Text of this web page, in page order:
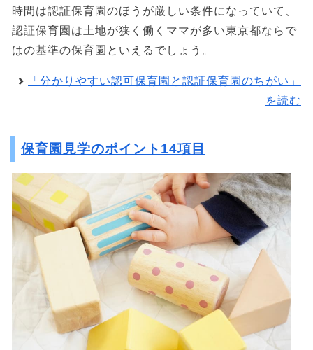
時間は認証保育園のほうが厳しい条件になっていて、
認証保育園は土地が狭く働くママが多い東京都ならで
はの基準の保育園といえるでしょう。
「分かりやすい認可保育園と認証保育園のちがい」
を読む
保育園見学のポイント14項目